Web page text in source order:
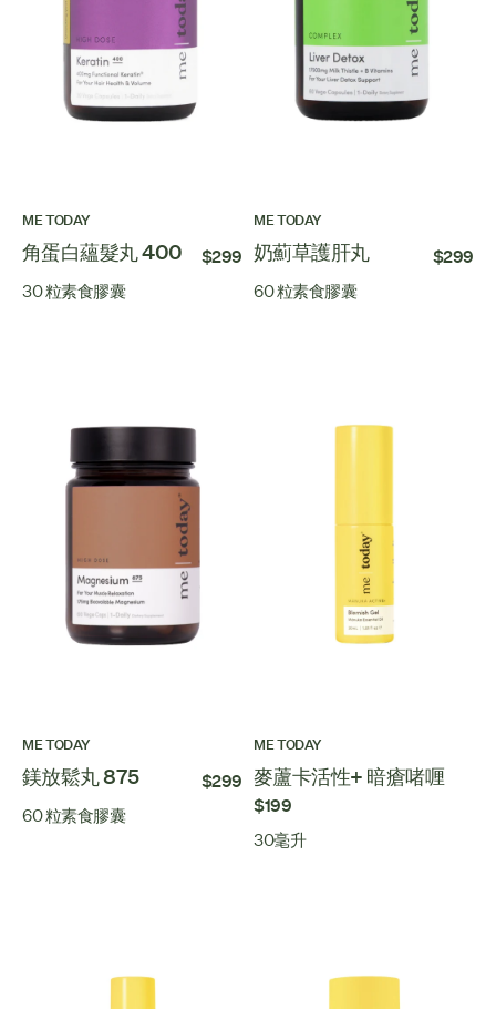
ME TODAY
角蛋白蘊髮丸 400 $299
30 粒素食膠囊
ME TODAY
奶薊草護肝丸 $299
60 粒素食膠囊
ME TODAY
鎂放鬆丸 875 $299
60 粒素食膠囊
ME TODAY
麥蘆卡活性+ 暗瘡啫喱
$199
30毫升